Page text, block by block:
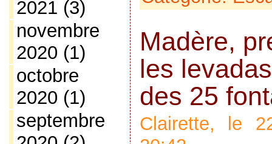
2021 (3)
novembre
2020 (1)
octobre
2020 (1)
septembre
Madère,
les
des 25
Clairette, le